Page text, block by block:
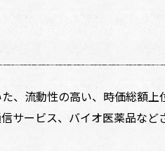
流動性の高い、時価総額上
ービス、バイオ医薬品など